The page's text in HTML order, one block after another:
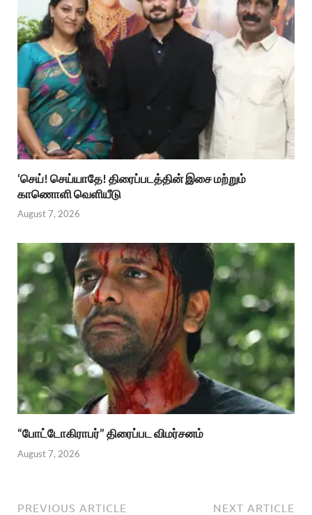
‘செய்! செய்யாதே! திரைப்படத்தின் இசை மற்றும்
காணொளி வெளியீடு
August 7, 2026
“போட்டோகிராபர்” திரைப்பட விமர்சனம்
August 7, 2026
PREVIOUS ARTICLE NEXT ARTICLE